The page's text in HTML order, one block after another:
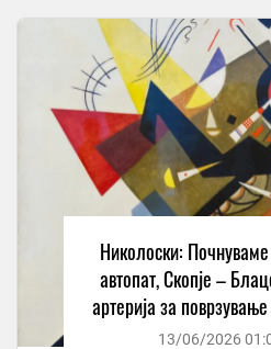
Николоски:
автопат, Скопје –
артерија за
Гора
13/06/2026